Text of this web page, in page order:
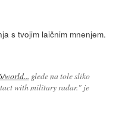
s tvojim laičnim mnenjem.
world... glede na tole sliko
with military radar." je